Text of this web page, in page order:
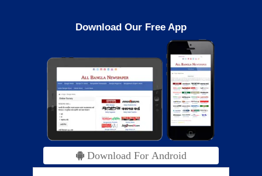
Download Our Free App
Download For Android